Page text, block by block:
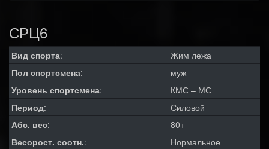
СРЦ6
Вид спорта:
Жим лежа
Пол спортсмена:
муж
Уровень спортсмена:
КМС – МС
Период:
Силовой
Абс. вес:
80+
Весорост. соотн.: Нормальное